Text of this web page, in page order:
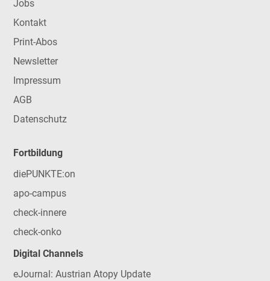
Jobs
Kontakt
Print-Abos
Newsletter
Impressum
AGB
Datenschutz
Fortbildung
diePUNKTE:on
apo-campus
check-innere
check-onko
Digital Channels
eJournal: Austrian Atopy Update